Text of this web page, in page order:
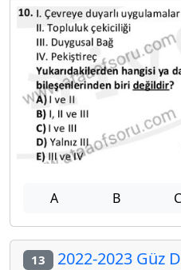
A B C
13 2022-2023 Güz